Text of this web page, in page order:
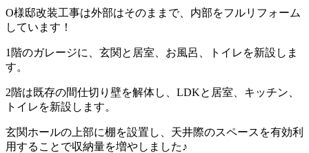
O様邸改装工事は外部はそのままで、内部をフルリフォーム
しています！
1階のガレージに、玄関と居室、お風呂、トイレを新設しま
す。
2階は既存の間仕切り壁を解体し、LDKと居室、キッチン、
トイレを新設します。
玄関ホールの上部に棚を設置し、天井際のスペースを有効利
用することで収納量を増やしました♪